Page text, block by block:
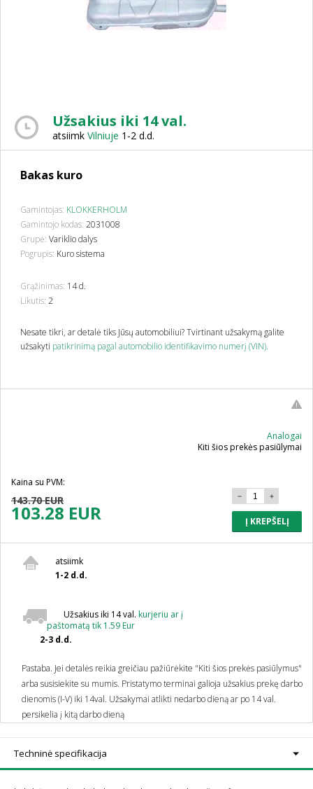
Užsakius iki 14 val.
atsiimk Vilniuje 1-2 d.d.
Bakas kuro
Gamintojas: KLOKKERHOLM
Gamintojo kodas: 2031008
Grupė: Variklio dalys
Pogrupis: Kuro sistema
Grąžinimas: 14 d.
Likutis: 2
Nesate tikri, ar detalė tiks Jūsų automobiliui? Tvirtinant užsakymą galite
užsakyti patikrinimą pagal automobilio identifikavimo numerį (VIN).
Analogai
Kiti šios prekės pasiūlymai
Kaina su PVM:
143.70 EUR
103.28 EUR Į KREPŠELĮ
atsiimk
1-2 d.d.
Užsakius iki 14 val. kurjeriu ar į
paštomatą tik 1.59 Eur
2-3 d.d.
Pastaba. Jei detalės reikia greičiau pažiūrėkite "Kiti šios prekės pasiūlymus"
arba susisiekite su mumis. Pristatymo terminai galioja užsakius prekę darbo
dienomis (I-V) iki 14val. Užsakymai atlikti nedarbo dieną ar po 14 val.
persikelia į kitą darbo dieną
Techninė specifikacija